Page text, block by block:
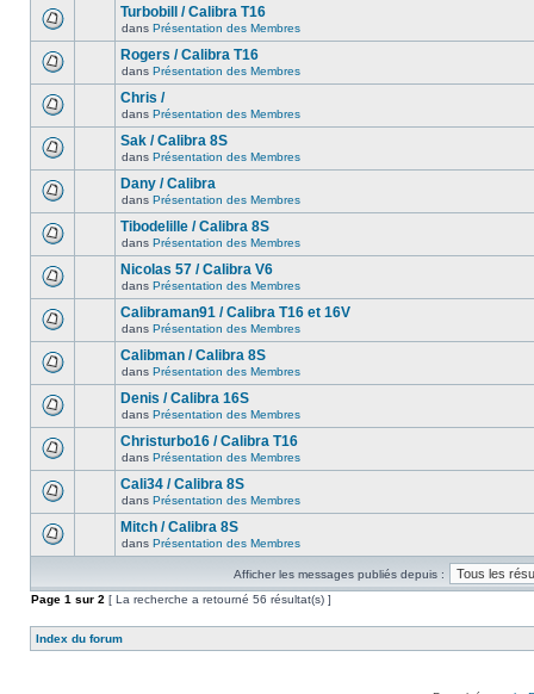
Turbobill / Calibra T16
dans Présentation des Membres
Rogers / Calibra T16
dans Présentation des Membres
Chris /
dans Présentation des Membres
Sak / Calibra 8S
dans Présentation des Membres
Dany / Calibra
dans Présentation des Membres
Tibodelille / Calibra 8S
dans Présentation des Membres
Nicolas 57 / Calibra V6
dans Présentation des Membres
Calibraman91 / Calibra T16 et 16V
dans Présentation des Membres
Calibman / Calibra 8S
dans Présentation des Membres
Denis / Calibra 16S
dans Présentation des Membres
Christurbo16 / Calibra T16
dans Présentation des Membres
Cali34 / Calibra 8S
dans Présentation des Membres
Mitch / Calibra 8S
dans Présentation des Membres
Afficher les messages publiés depuis :
Page 1 sur 2 [ La recherche a retourné 56 résultat(s) ]
Index du forum